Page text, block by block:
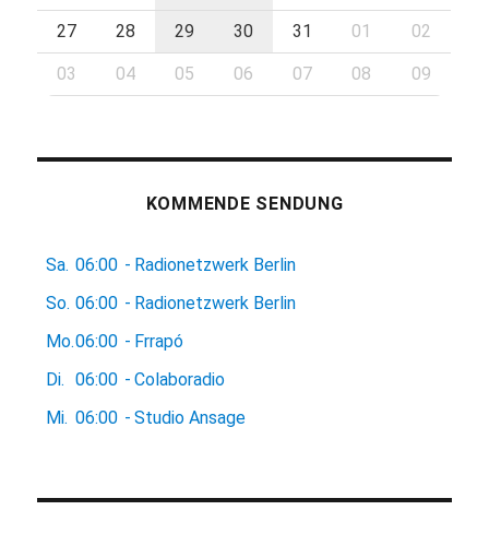
27 28 29 30 31 01 02
03 04 05 06 07 08 09
KOMMENDE SENDUNG
Sa. 06:00 - Radionetzwerk Berlin
So. 06:00 - Radionetzwerk Berlin
Mo.06:00 - Frrapó
Di.
06:00 - Colaboradio
Mi. 06:00 - Studio Ansage